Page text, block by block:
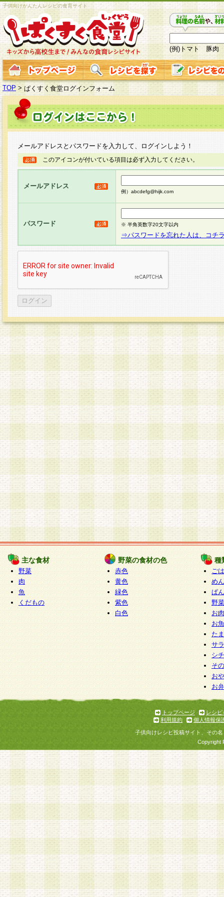
子供向けかんたんレシピの食育サイト
(例)トマト 豚肉
TOP > ぱくすく食堂ログインフォーム
メールアドレスとパスワードを入力して、ログインしよう！
このアイコンが付いている項目は必ず入力してください。
メールアドレス
例）abcdefg@hijk.com
パスワード ※ 半角英数字20文字以内
⇒パスワードを忘れた人は、コチ
主な食材
野菜
肉
魚
くだもの
野菜の食材の色
赤色
黄色
緑色
紫色
白色
種
ご
めん
ぱん
野
お
お
た
サ
シ
そ
お
お
トップページ
レシピ
利用規約
個人情報保
子供向けレシピ投稿サイト、その
Copyright